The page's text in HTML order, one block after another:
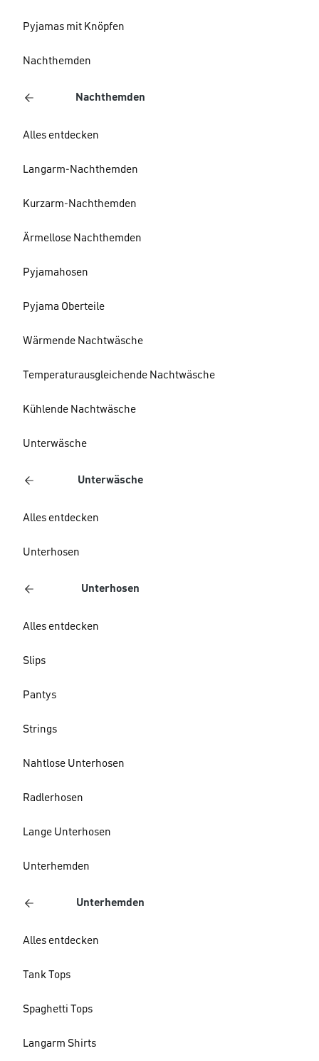
Pyjamas mit Knöpfen
Nachthemden
Nachthemden
Alles entdecken
Langarm-Nachthemden
Kurzarm-Nachthemden
Ärmellose Nachthemden
Pyjamahosen
Pyjama Oberteile
Wärmende Nachtwäsche
Temperaturausgleichende Nachtwäsche
Kühlende Nachtwäsche
Unterwäsche
Unterwäsche
Alles entdecken
Unterhosen
Unterhosen
Alles entdecken
Slips
Pantys
Strings
Nahtlose Unterhosen
Radlerhosen
Lange Unterhosen
Unterhemden
Unterhemden
Alles entdecken
Tank Tops
Spaghetti Tops
Langarm Shirts